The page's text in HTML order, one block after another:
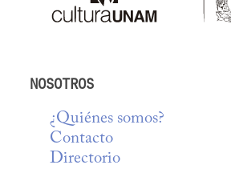
NOSOTROS
¿Quiénes somos?
Contacto
Directorio